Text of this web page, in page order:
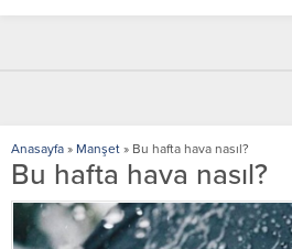
Anasayfa » Manşet » Bu hafta hava nasıl?
Bu hafta hava nasıl?